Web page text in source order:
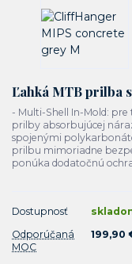
Ľahká MTB prilba
- Multi-Shell In-Mold:
prilby absorbujúcej
spojenými
prilbu mimoriadne
ponúka dodatočnú
Dostupnosť
Odporúčaná
MOC
199,90